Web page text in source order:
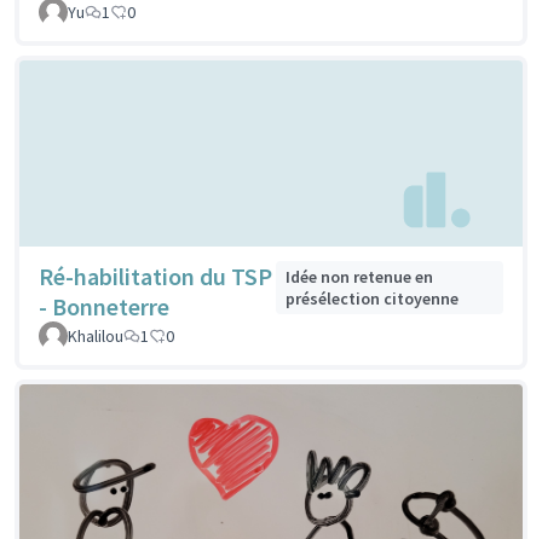
Yu 1 0
Ré-habilitation du TSP
- Bonneterre
Idée non retenue en
présélection citoyenne
Khalilou
1 0